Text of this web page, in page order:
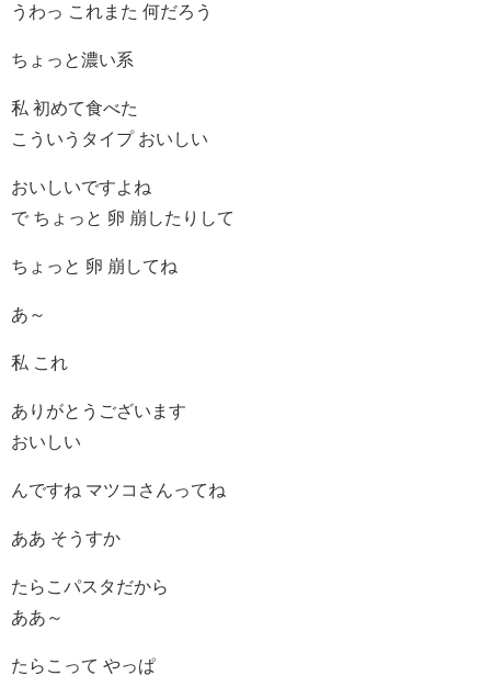
うわっ これまた 何だろう
ちょっと濃い系
私 初めて食べた
こういうタイプ おいしい
おいしいですよね
で ちょっと 卵 崩したりして
ちょっと 卵 崩してね
あ～
私 これ
ありがとうございます
おいしい
んですね マツコさんってね
ああ そうすか
たらこパスタだから
ああ～
たらこって やっぱ